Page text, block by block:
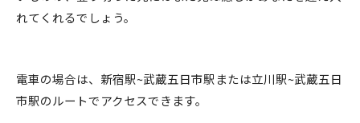
れてくれるでしょう。
電車の場合は、新宿駅~武蔵五日市駅または立川駅~武蔵五日
市駅のルートでアクセスできます。